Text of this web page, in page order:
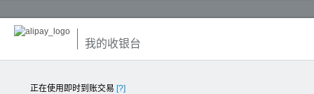
我的收银台
正在使用即时到账交易 [?]